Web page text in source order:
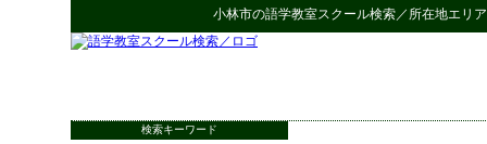
小林市の語学教室スクール検索／所在地エリ
検索キーワード